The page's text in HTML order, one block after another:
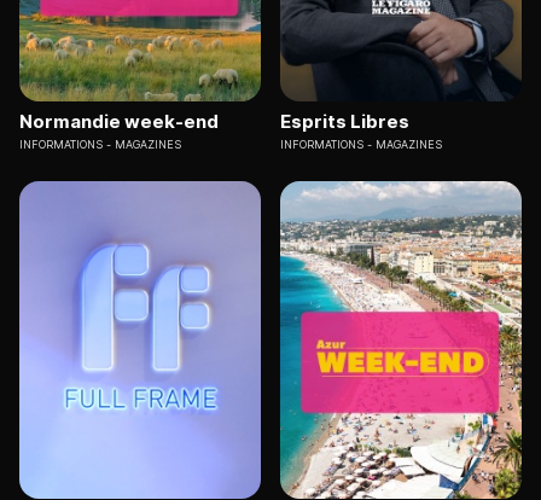
Normandie week-end
INFORMATIONS MAGAZINES
Esprits Libres
INFORMATIONS MAGAZINES